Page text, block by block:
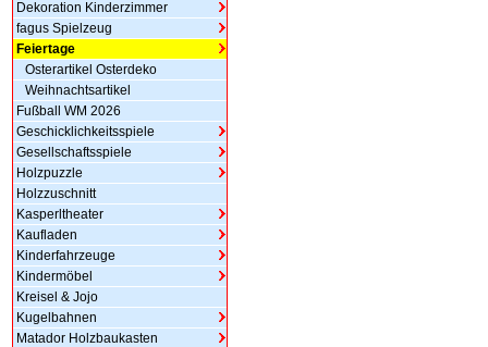
Dekoration Kinderzimmer
fagus Spielzeug
Feiertage
Osterartikel Osterdeko
Weihnachtsartikel
Fußball WM 2026
Geschicklichkeitsspiele
Gesellschaftsspiele
Holzpuzzle
Holzzuschnitt
Kasperltheater
Kaufladen
Kinderfahrzeuge
Kindermöbel
Kreisel & Jojo
Kugelbahnen
Matador Holzbaukasten